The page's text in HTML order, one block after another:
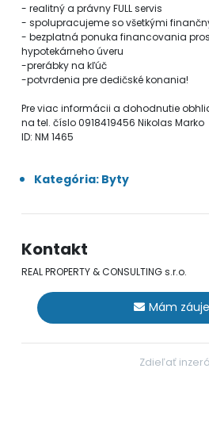
- realitný a právny FULL servis
- spolupracujeme so všetkými
- bezplatná ponuka financovania
hypotekárneho úveru
-prerábky na kľúč
-potvrdenia pre dedičské konania!
Pre viac informácii a dohodnutie
na tel. číslo 0918419456 Nikolas Marko
ID: NM 1465
Kategória: Byty
Kontakt
REAL PROPERTY & CONSULTING s.r.o.
Mám
Zdieľať